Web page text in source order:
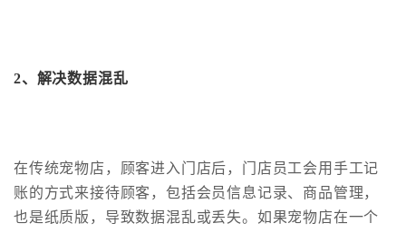
2、 解决数据混乱
在传统宠物店，顾客进入门店后，门店员工会用手工记
账的方式来接待顾客，包括会员信息记录、商品管理，
也是纸质版，导致数据混乱或丢失。如果宠物店在一个